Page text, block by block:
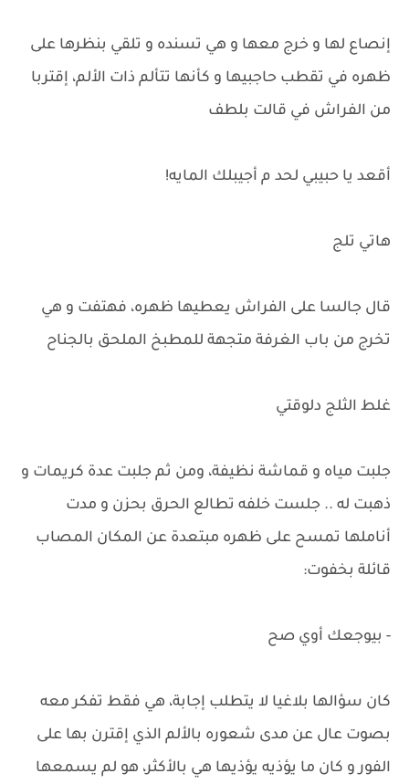
إنصاع لها و خرج معها و هي تسنده و تلقي بنظرها على
ظهره في تقطب حاجبيها و كأنها تتألم ذات الألم، إقتربا
من الفراش في قالت بلطف
أقعد يا حبيبي لحد م أجيبلك المايه!
هاتي تلج
قال جالسا على الفراش يعطيها ظهره، فهتفت و هي
تخرج من باب الغرفة متجهة للمطبخ الملحق بالجناح
غلط الثلج دلوقتي
جلبت مياه و قماشة نظيفة، ومن ثم جلبت عدة كريمات و
ذهبت له .. جلست خلفه تطالع الحرق بحزن و مدت
أناملها تمسح على ظهره مبتعدة عن المكان المصاب
قائلة بخفوت:
- بيوجعك أوي صح
كان سؤالها بلاغيا لا يتطلب إجابة، هي فقط تفكر معه
بصوت عال عن مدى شعوره بالألم الذي إقترن بها على
الفور و كان ما يؤذيه يؤذيها هي بالأكثر، هو لم يسمعها